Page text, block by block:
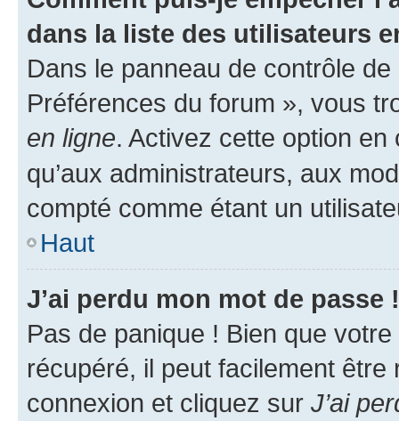
dans la liste des utilisateurs
Dans le panneau de contrôle
Préférences du forum », vous
en ligne. Activez cette option
qu’aux administrateurs, aux
compté comme étant un
Haut
J’ai perdu mon mot de passe !
Pas de panique ! Bien que
récupéré, il peut facilement
connexion et cliquez sur J’ai